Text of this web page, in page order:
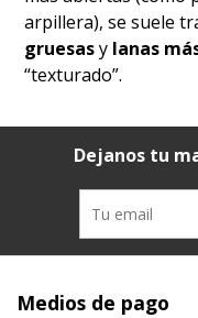
arpillera), se suele
gruesasy lanas
“texturado”.
Dejanos tu
Medios de pago